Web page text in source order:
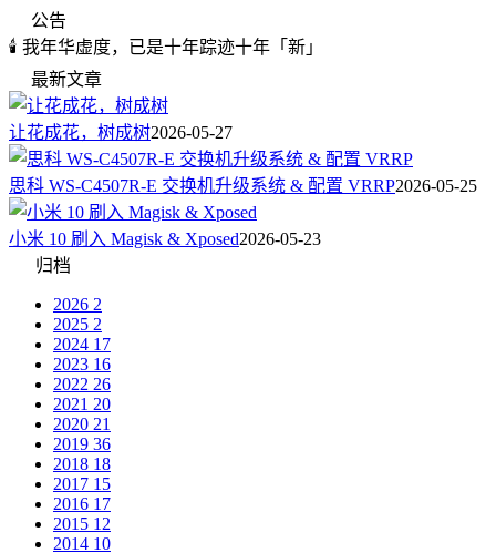
公告
🕯️ 我年华虚度，已是十年踪迹十年「新」
最新文章
让花成花，树成树2026-05-27
思科 WS-C4507R-E 交换机升级系统 & 配置 VRRP2026-05-25
小米 10 刷入 Magisk & Xposed2026-05-23
归档
2026 2
2025 2
2024 17
2023 16
2022 26
2021 20
2020 21
2019 36
2018 18
2017 15
2016 17
2015 12
2014 10